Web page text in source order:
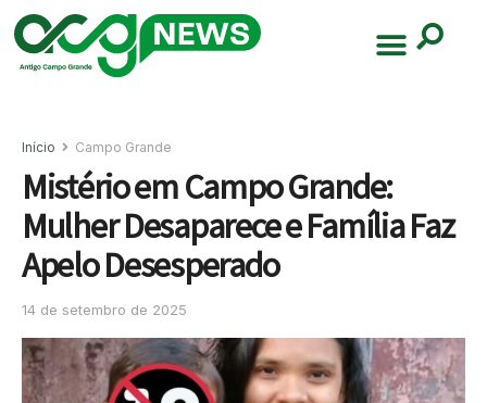
Início Campo Grande
Mistério em Campo Grande:
Mulher Desaparece e Família Faz
Apelo Desesperado
14 de setembro de 2025